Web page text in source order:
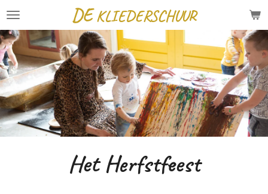
Ga
direct
naar
de
hoofdinhoud
DEKLIEDERSCHUUR
Het Herfstfeest